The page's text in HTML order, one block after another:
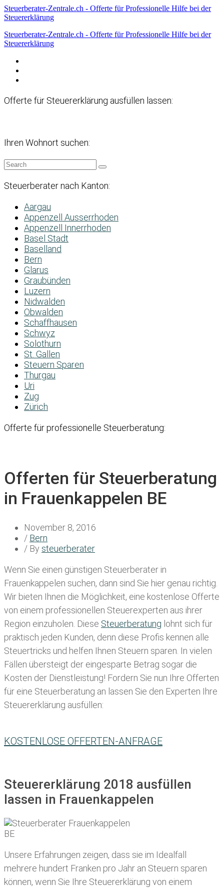
Steuerberater-Zentrale.ch - Offerte für Professionelle Hilfe bei der
Steuererklärung
Steuerberater-Zentrale.ch - Offerte für Professionelle Hilfe bei der
Steuererklärung
Offerte für Steuererklärung ausfüllen lassen:
Ihren Wohnort suchen:
Steuerberater nach Kanton:
Aargau
Appenzell Ausserrhoden
Appenzell Innerrhoden
Basel Stadt
Baselland
Bern
Glarus
Graubünden
Luzern
Nidwalden
Obwalden
Schaffhausen
Schwyz
Solothurn
St. Gallen
Steuern Sparen
Thurgau
Uri
Zug
Zürich
Offerte für professionelle Steuerberatung:
Offerten für Steuerberatung
in Frauenkappelen BE
November 8, 2016
/ Bern
/ By steuerberater
Wenn Sie einen günstigen Steuerberater in
Frauenkappelen suchen, dann sind Sie hier genau richtig.
Wir bieten Ihnen die Möglichkeit, eine kostenlose Offerte
von einem professionellen Steuerexperten aus ihrer
Region einzuholen. Diese Steuerberatung lohnt sich für
praktisch jeden Kunden, denn diese Profis kennen alle
Steuertricks und helfen Ihnen Steuern sparen. In vielen
Fällen übersteigt der eingesparte Betrag sogar die
Kosten der Dienstleistung! Fordern Sie nun Ihre Offerten
für eine Steuerberatung an lassen Sie den Experten Ihre
Steuererklärung ausfüllen:
KOSTENLOSE OFFERTEN-ANFRAGE
Steuererklärung 2018 ausfüllen
lassen in Frauenkappelen
Unsere Erfahrungen zeigen, dass sie im Idealfall
mehrere hundert Franken pro Jahr an Steuern sparen
können, wenn Sie Ihre Steuererklärung von einem